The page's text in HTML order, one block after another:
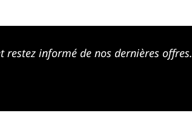
restez informé de nos dernières offres.